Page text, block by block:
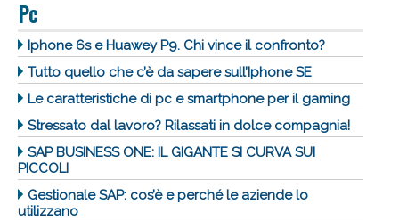
Pc
Iphone 6s e Huawey P9. Chi vince il confronto?
Tutto quello che c’è da sapere sull’Iphone SE
Le caratteristiche di pc e smartphone per il gaming
Stressato dal lavoro? Rilassati in dolce compagnia!
SAP BUSINESS ONE: IL GIGANTE SI CURVA SUI
PICCOLI
Gestionale SAP: cos’è e perché le aziende lo
utilizzano